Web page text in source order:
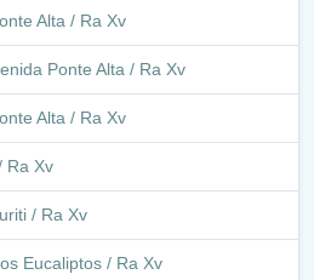
Alta / Ra Xv
Ponte Alta / Ra Xv
Alta / Ra Xv
Ra Xv
/ Ra Xv
Eucaliptos / Ra Xv